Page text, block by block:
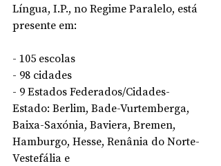
Língua, I.P., no Regime Paralelo, está
presente em:
- 105 escolas
- 98 cidades
- 9 Estados Federados/Cidades-
Estado: Berlim, Bade-Vurtemberga,
Baixa-Saxónia, Baviera, Bremen,
Hamburgo, Hesse, Renânia do Norte-
Vestefália e